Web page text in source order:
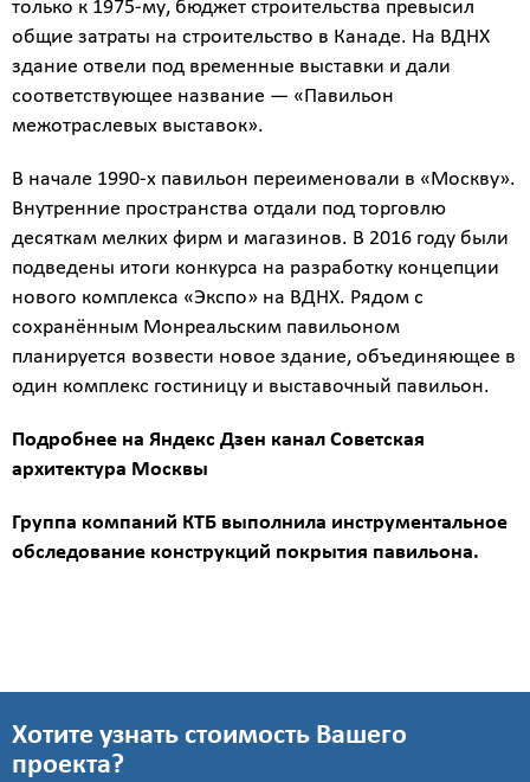
только к 1975-му, бюджет строительства превысил
общие затраты на строительство в Канаде. На ВДНХ
здание отвели под временные выставки и дали
соответствующее название — «Павильон
межотраслевых выставок».
В начале 1990-х павильон переименовали в «Москву».
Внутренние пространства отдали под торговлю
десяткам мелких фирм и магазинов. В 2016 году были
подведены итоги конкурса на разработку концепции
нового комплекса «Экспо» на ВДНХ. Рядом с
сохранённым Монреальским павильоном
планируется возвести новое здание, объединяющее в
один комплекс гостиницу и выставочный павильон.
Подробнее на Яндекс Дзен канал Советская
архитектура Москвы
Группа компаний КТБ выполнила инструментальное
обследование конструкций покрытия павильона.
Хотите узнать стоимость Вашего
проекта?
Калькулятор
расчёта
стоимости
работ
работ
здания
?